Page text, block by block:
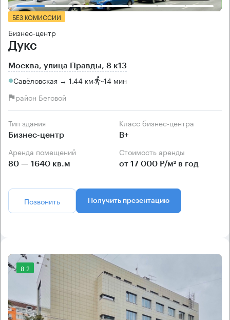
БЕЗ КОМИССИИ
Бизнес-центр
Дукс
Москва, улица Правды, 8 к13
Савёловская → 1.44 км ~14 мин
район Беговой
Тип здания
Бизнес-центр
Класс бизнес-центра
B+
Аренда помещений
80 — 1640 кв.м
Стоимость аренды
от 17 000 Р/м² в год
Позвонить Получить презентацию
8.2